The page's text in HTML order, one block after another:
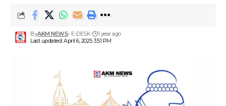
Last updated: April 6, 2025 3:51 PM
ByAKM NEWS- E-DESK 1 year ago